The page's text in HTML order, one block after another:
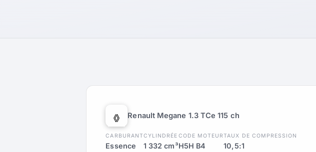
Renault Megane 1.3 TCe 115 ch
CARBURANT
Essence
CYLINDRÉE
1 332 cm³
CODE MOTEUR
H5H B4
TAUX DE COMPRESSION
10,5:1